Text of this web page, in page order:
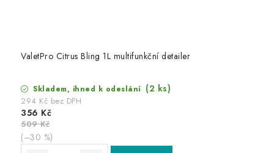
ValetPro Citrus Bling 1L multifunkční detailer
Skladem, ihned k odeslání (2 ks)
294 Kč bez DPH
356 Kč
509 Kč
(–30 %)